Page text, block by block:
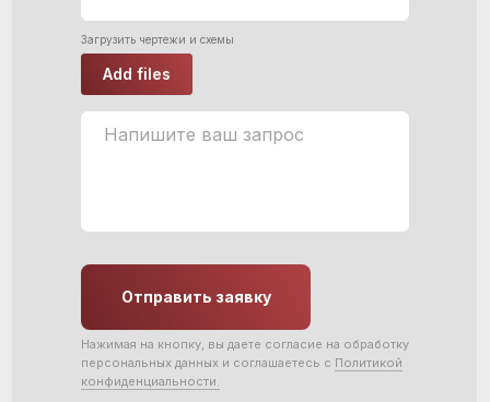
Загрузить чертежи и схемы
Add files
Отправить заявку
Нажимая на кнопку, вы даете согласие на обработку
персональных данных и соглашаетесь c Политикой
конфиденциальности.